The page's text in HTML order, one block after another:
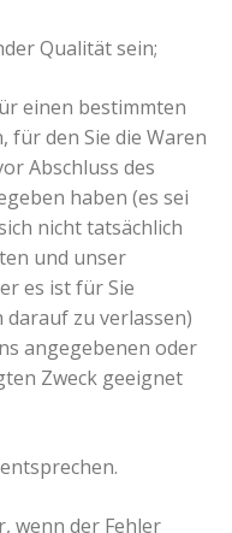
Qualität sein;
einen bestimmten
für den Sie die Waren
Abschluss des
haben (es sei
nicht tatsächlich
und unser
es ist für Sie
darauf zu verlassen)
angegebenen oder
Zweck geeignet
wenn der Fehler